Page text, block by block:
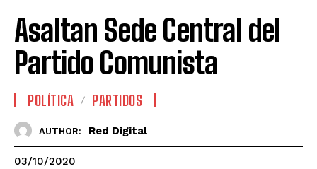
Asaltan Sede Central del
Partido Comunista
POLÍTICA PARTIDOS
AUTHOR: Red Digital
03/10/2020